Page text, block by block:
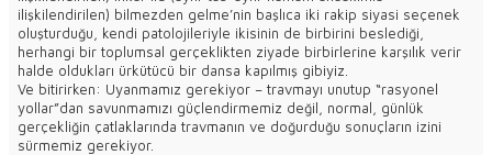
ilişkilendirilen) bilmezden gelme’nin başlıca iki rakip siyasi seçenek
oluşturduğu, kendi patolojileriyle ikisinin de birbirini beslediği,
herhangi bir toplumsal gerçeklikten ziyade birbirlerine karşılık verir
halde oldukları ürkütücü bir dansa kapılmış gibiyiz.
Ve bitirirken: Uyanmamız gerekiyor – travmayı unutup “rasyonel
yollar”dan savunmamızı güçlendirmemiz değil, normal, günlük
gerçekliğin çatlaklarında travmanın ve doğurduğu sonuçların izini
sürmemiz gerekiyor.